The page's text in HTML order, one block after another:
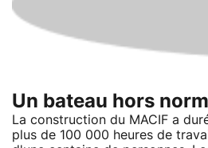
Un bateau hors
La construction du MACIF a
plus de 100 000 heures de